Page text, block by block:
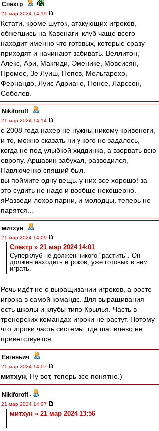
Спектр -
21 мар 2024 14:19
Кстати, кроме шуток, атакующих игроков,
обжегшись на Кавенаги, клуб чаще всего
находит именно что готовых, которые сразу
приходят и начинают забивать. Веллитон,
Алекс, Ари, Макгиди, Эменике, Мовсисян,
Промес, Зе Луиш, Попов, Мельгарехо,
Фернандо, Луис Адриано, Понсе, Ларссон,
Соболев.
Nikiforoff -
21 мар 2024 14:14
с 2008 года нахер не нужны никому кривоноги,
и то, можно сказать ни у кого не задалось,
когда не под улыбкой хиддинка, а взорвать всю
европу. Аршавин забухал, разводился,
Павлюченко спящий был.
вы поймите одну вещь. у них все хорошо! за
это судить не надо и вообще некошерно.
яРазведи лохов парни, и молодцы, теперь не
парятся...
митхун -
21 мар 2024 14:09
Спектр » 21 мар 2024 14:01
Суперклуб не должен никого "растить". Он
должен находить игроков, уже готовых в нем
играть.
Речь идёт не о выращивании игроков, а росте
игрока в самой команде. Для выращивания
есть школы и клубы типо Крылья. Часть в
тренерских командах игроки не растут. Потому
что игроки часть системы, где шаг влево не
приветствуется.
Евгеньич -
21 мар 2024 14:07
митхун , Ну вот, теперь все понятно.)
Nikiforoff -
21 мар 2024 14:07
митхун » 21 мар 2024 13:56